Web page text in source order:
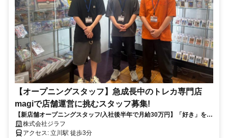
【オープニングスタッフ】急成長中のトレカ専門店
magiで店舗運営に挑むスタッフ募集!
【新店舗オープニングスタッフ/入社後半年で月給30万円】「好き」を仕
事に！真贋のプロへ！
株式会社ジラフ
アクセス: 立川駅 徒歩3分